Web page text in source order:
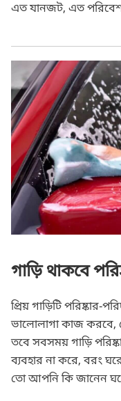
এত যানজট, এত
গাড়ি থাকবে
প্রিয় গাড়িটি পরিষ্কার-
ভালোলাগা কাজ করবে,
তবে সবসময় গাড়ি
ব্যবহার না করে, বরং
তো আপনি কি জানেন